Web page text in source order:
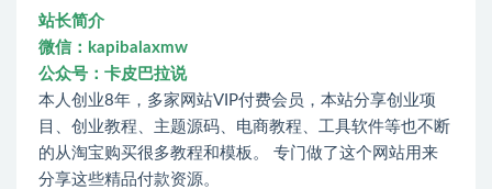
站长简介
微信：kapibalaxmw
公众号：卡皮巴拉说
本人创业8年，多家网站VIP付费会员，本站分享创业项
目、创业教程、主题源码、电商教程、工具软件等也不断
的从淘宝购买很多教程和模板。 专门做了这个网站用来
分享这些精品付款资源。